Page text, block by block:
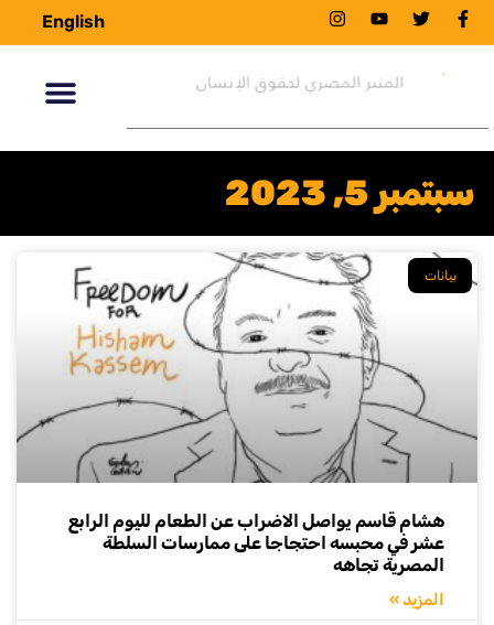
English
سبتمبر 5, 2023
بيانات
هشام قاسم يواصل الاضراب عن الطعام لليوم الرابع
عشر في محبسه احتجاجا على ممارسات السلطة
المصرية تجاهه
المزيد »